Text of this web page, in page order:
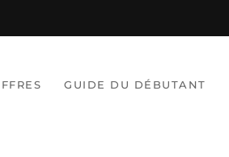
GUIDE DU DÉBUTANT